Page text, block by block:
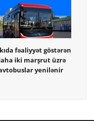
fəaliyyət göstərən
iki marşrut üzrə
yenilənir